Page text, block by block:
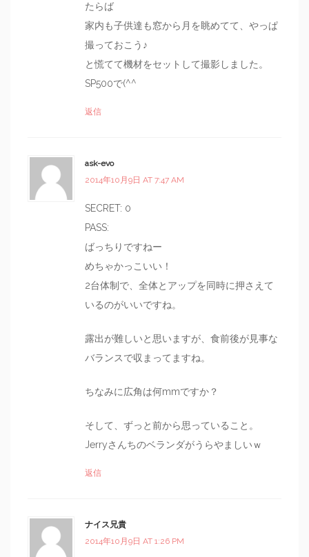
たらば
家内も子供達も窓から月を眺めてて、やっぱ
撮っておこう♪
と慌てて機材をセットして撮影しました。
SP500で(^^
返信
ask-evo
2014年10月9日 AT 7:47 AM
SECRET: 0
PASS:
ばっちりですねー
めちゃかっこいい！
2台体制で、全体とアップを同時に押さえて
いるのがいいですね。
露出が難しいと思いますが、食前後が見事な
バランスで収まってますね。
ちなみに広角は何mmですか？
そして、ずっと前から思っていること。
Jerryさんちのベランダがうらやましいｗ
返信
ナイス兄貴
2014年10月9日 AT 1:26 PM